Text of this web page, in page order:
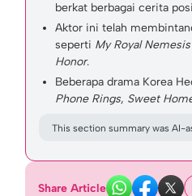
berkat berbagai cerita
Aktor ini telah
seperti My Royal Nemesis
Honor.
Beberapa drama Korea
Phone Rings, Sweet
This section summary was AI-
Share Article